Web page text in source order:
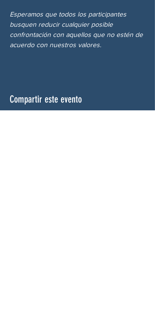
Esperamos que todos los participantes
busquen reducir cualquier posible
confrontación con aquellos que no estén de
acuerdo con nuestros valores.
Compartir este evento